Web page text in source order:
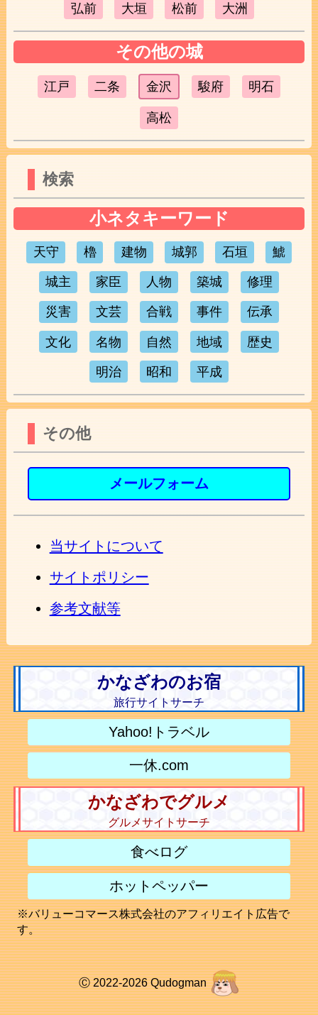
弘前 大垣 松前 大洲
その他の城
江戸 二条 金沢 駿府 明石
高松
検索
小ネタキーワード
天守 櫓 建物 城郭 石垣 鯱
城主 家臣 人物 築城 修理
災害 文芸 合戦 事件 伝承
文化 名物 自然 地域 歴史
明治 昭和 平成
その他
メールフォーム
当サイトについて
サイトポリシー
参考文献等
かなざわのお宿
旅行サイトサーチ
Yahoo!トラベル
一休.com
かなざわでグルメ
グルメサイトサーチ
食べログ
ホットペッパー
※バリューコマース株式会社のアフィリエイト広告で
す。
Ⓒ 2022-2026 Qudogman